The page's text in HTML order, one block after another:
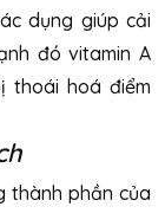
dụng giúp cải
đó vitamin A
thoái hoá điểm
thành phần của